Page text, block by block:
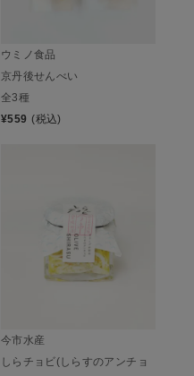
ウミノ食品
京丹後せんべい
全3種
¥559 (税込)
今市水産
しらチョビ(しらすのアンチョ